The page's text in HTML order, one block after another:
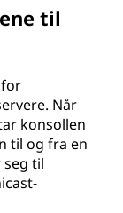
til
Når
konsollen
til og fra en
seg til